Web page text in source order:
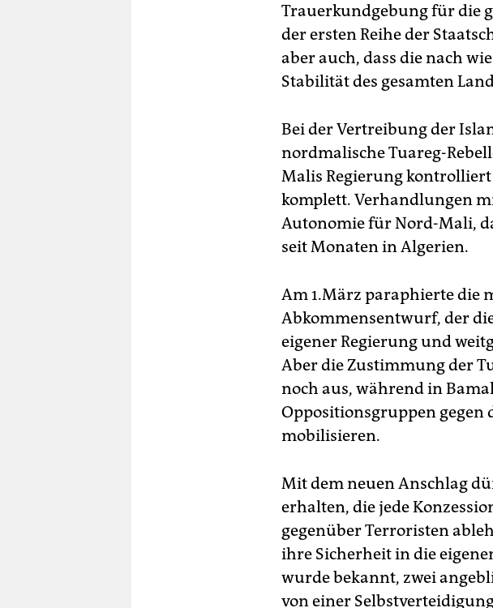
Trauerkundgebung für die
der ersten Reihe der
aber auch, dass die nach
Stabilität des gesamten
Bei der Vertreibung der
nordmalische Tuareg-
Malis Regierung kontrolliert
komplett. Verhandlungen
Autonomie für Nord-Mali,
seit Monaten in Algerien.
Am 1.März paraphierte die
Abkommensentwurf, der
eigener Regierung und
Aber die Zustimmung der
noch aus, während in
Oppositionsgruppen gegen
mobilisieren.
Mit dem neuen Anschlag
erhalten, die jede
gegenüber Terroristen
ihre Sicherheit in die
wurde bekannt, zwei
von einer